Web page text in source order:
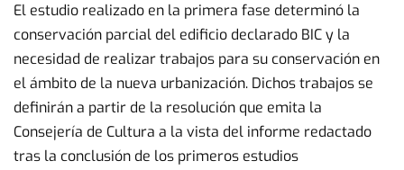
El estudio realizado en la primera fase determinó la
conservación parcial del edificio declarado BIC y la
necesidad de realizar trabajos para su conservación en
el ámbito de la nueva urbanización. Dichos trabajos se
definirán a partir de la resolución que emita la
Consejería de Cultura a la vista del informe redactado
tras la conclusión de los primeros estudios